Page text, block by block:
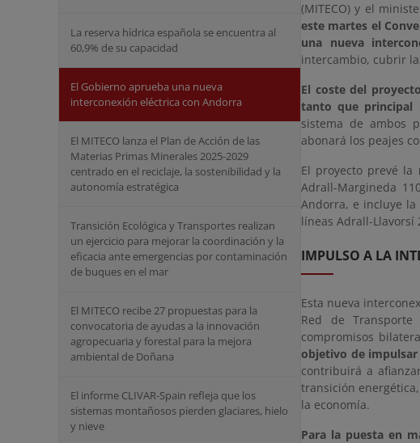
La reserva hídrica española se encuentra al
60,9% de su capacidad
El Gobierno aprueba una nueva
interconexión eléctrica con Andorra
El MITECO lanza el Plan de Acción de las
Materias Primas Minerales 2025-2029
centrado en el reciclaje, la sostenibilidad y la
autonomía estratégica
Transición Ecológica y Transportes realizan
un ejercicio para mejorar la coordinación y la
eficacia ante emergencias por contaminación
de buques en el mar
El MITECO recibe 27 propuestas para la
convocatoria de ayudas a la innovación
agropecuaria y forestal para la mejora
ambiental de Doñana
El informe CLIVAR-Spain refleja que los
sistemas montañosos pierden glaciares, hielo
y nieve
(MITECO) y el
este martes el
una nueva
intercambio, cubrir
El coste del
tanto que principal
sistema de ambos
abonará los peajes
El proyecto prevé la
Adrall-Margineda
Andorra, e incluye
líneas Adrall-Llavorsí
IMPULSO A LA
Esta nueva
Red de
compromisos
objetivo de
contribuirá a
transición
la economía.
Para la puesta en